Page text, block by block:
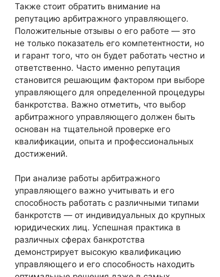
Также стоит обратить внимание на
репутацию арбитражного управляющего.
Положительные отзывы о его работе — это
не только показатель его компетентности, но
и гарант того, что он будет работать честно и
ответственно. Часто именно репутация
становится решающим фактором при выборе
управляющего для определенной процедуры
банкротства. Важно отметить, что выбор
арбитражного управляющего должен быть
основан на тщательной проверке его
квалификации, опыта и профессиональных
достижений.
При анализе работы арбитражного
управляющего важно учитывать и его
способность работать с различными типами
банкротств — от индивидуальных до крупных
юридических лиц. Успешная практика в
различных сферах банкротства
демонстрирует высокую квалификацию
управляющего и его способность находить